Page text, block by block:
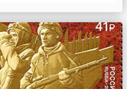
как «разведчик»). С этой